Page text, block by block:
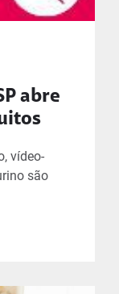
abre
vídeo-
são